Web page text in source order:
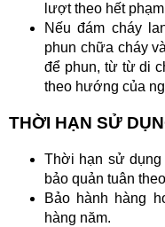
lượt theo hết
Nếu đám cháy
phun chữa cháy
để phun, từ từ di
theo hướng của
THỜI HẠN SỬ
Thời hạn sử
bảo quản tuân
Bảo hành hàng
hàng năm.